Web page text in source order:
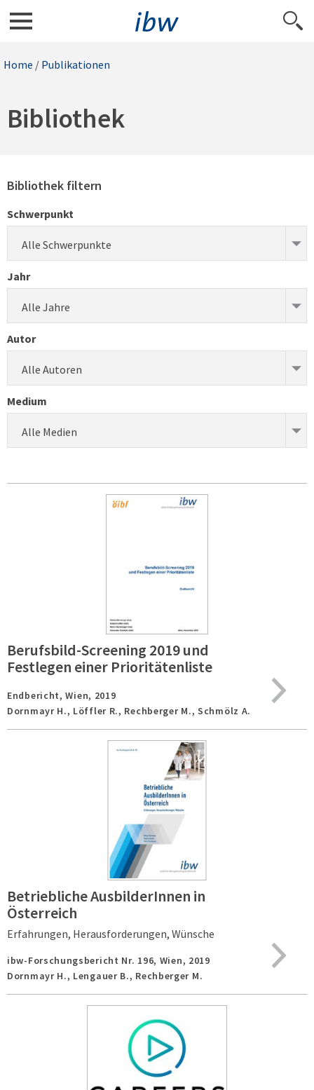
Home / Publikationen
Bibliothek
Bibliothek filtern
Schwerpunkt
Alle Schwerpunkte
Jahr
Alle Jahre
Autor
Alle Autoren
Medium
Alle Medien
Berufsbild-Screening 2019 und
Festlegen einer Prioritätenliste
Endbericht,Wien, 2019
Dornmayr H., Löffler R., Rechberger M., Schmölz A.
Betriebliche AusbilderInnen in
Österreich
Erfahrungen, Herausforderungen, Wünsche
ibw-Forschungsbericht Nr. 196, Wien, 2019
Dornmayr H., Lengauer B., Rechberger M.